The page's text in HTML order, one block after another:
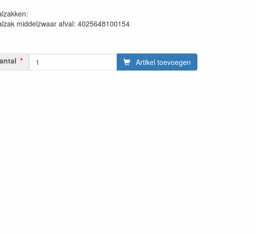
middelzwaar afval: 4025648100154
Artikel toevoegen